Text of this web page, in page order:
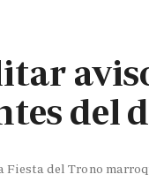
del
Fiesta del Trono